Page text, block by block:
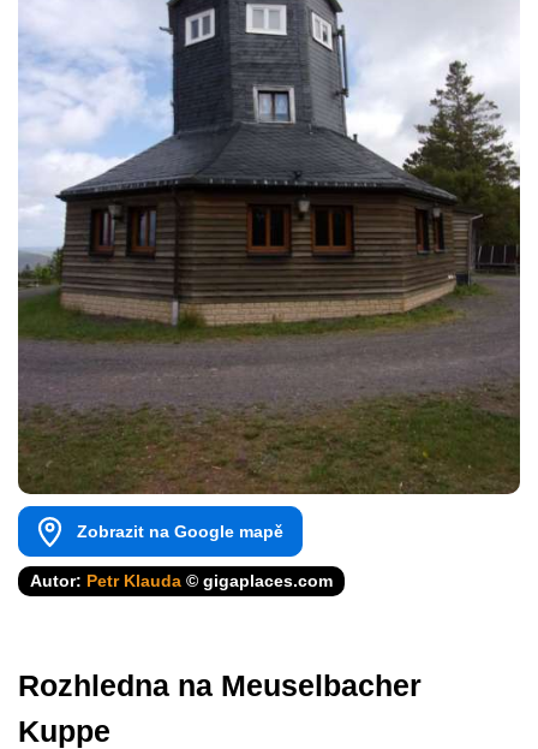
Zobrazit na Google mapě
Autor: Petr Klauda © gigaplaces.com
Rozhledna na Meuselbacher
Kuppe